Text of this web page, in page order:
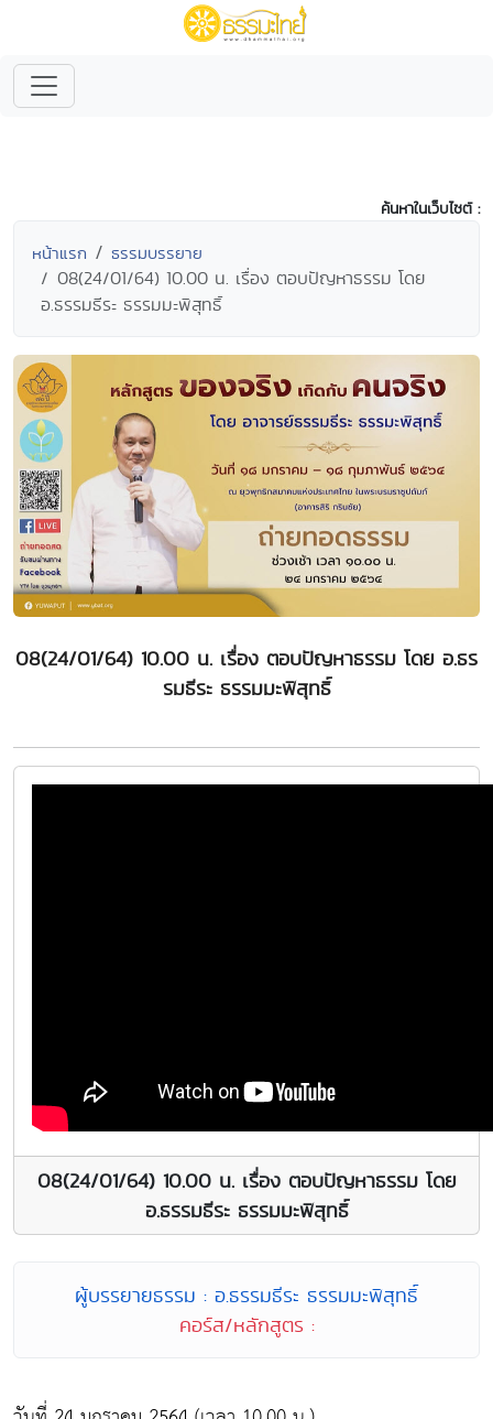
ค้นหาในเว็บไซต์ :
หน้าแรก ธรรมบรรยาย
08(24/01/64) 10.00 น. เรื่อง ตอบปัญหาธรรม โดย
อ.ธรรมธีระ ธรรมมะพิสุทธิ์
08(24/01/64) 10.00 น. เรื่อง ตอบปัญหาธรรม โดย อ.ธร
รมธีระ ธรรมมะพิสุทธิ์
08(24/01/64) 10.00 น. เรื่อง ตอบปัญหาธรรม โดย
อ.ธรรมธีระ ธรรมมะพิสุทธิ์
ผู้บรรยายธรรม : อ.ธรรมธีระ ธรรมมะพิสุทธิ์
คอร์ส/หลักสูตร :